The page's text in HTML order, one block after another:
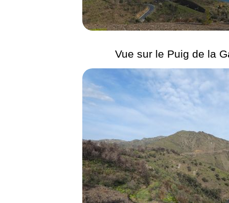
Vue sur le Puig de la